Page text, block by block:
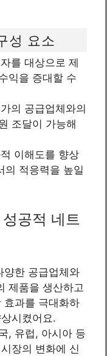
성 요소
를 대상으로 제
익을 증대할 수
의 공급업체와의
조달이 가능해
이해도를 향상
의 적응력을 높일
공적 네트
양한 공급업체와
제품을 생산하고
효과를 극대화하
시켰어요.
, 유럽, 아시아 등
장의 변화에 신